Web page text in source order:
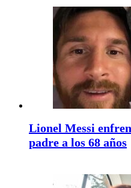
Lionel Messi
padre a los 68 años